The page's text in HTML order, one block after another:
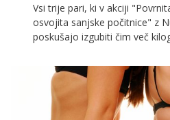
Vsi trije pari, ki v akciji
osvojita sanjske počitnice" z
poskušajo izgubiti čim več
slabih treh tednih hujšanja
že postajajo prevelike. Z Ajdo
nakupovalni center, Gašper
bolj erotično obarvan izziv.